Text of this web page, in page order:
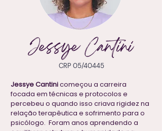
CRP 05/40445
Jessye Cantinicomeçou a carreira
focada em técnicas e protocolos e
percebeu o quando isso criava rigidez na
relação terapêutica e sofrimento para o
psicólogo. Foram anos aprendendo a